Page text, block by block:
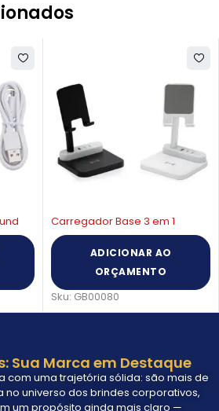
Carregador Base 3 em 1
ADICIONAR AO
ORÇAMENTO
Sku: GB00080
Sua Marca em Destaque
com uma trajetória sólida: são mais de
no universo dos brindes corporativos,
um propósito ainda mais claro —